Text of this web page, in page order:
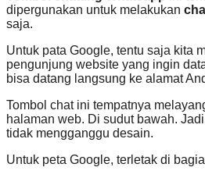
dipergunakan untuk melakukan
saja.
Untuk pata Google, tentu saja kita
pengunjung website yang ingin
bisa datang langsung ke alamat
Tombol chat ini tempatnya
halaman web. Di sudut bawah.
tidak mengganggu desain.
Untuk peta Google, terletak di